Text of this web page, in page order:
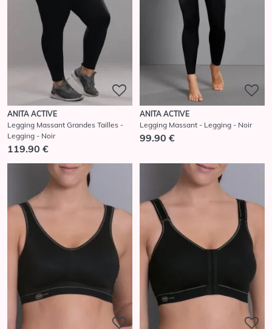
ANITA ACTIVE
Legging Massant Grandes Tailles -
Legging - Noir
119.90 €
ANITA ACTIVE
Legging Massant - Legging - Noir
99.90 €